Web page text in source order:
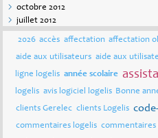
octobre 2012
juillet 2012
2026 accès affectation affectation
aide aux utilisateurs aide aux
ligne logelis année scolaire
logelis avis logiciel logelis Bonne
clients Gerelec clients Logelis
commentaires logelis commentaires